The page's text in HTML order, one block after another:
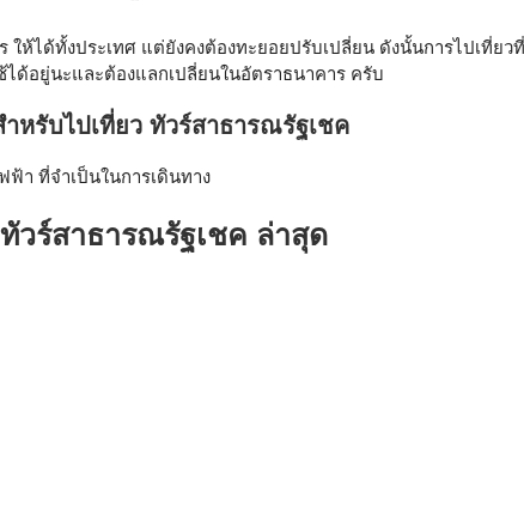
ให้ได้ทั้งประเทศ แต่ยังคงต้องทะยอยปรับเปลี่ยน ดังนั้นการไปเที่ย
ได้อยู่นะและต้องแลกเปลี่ยนในอัตราธนาคาร ครับ
หรับไปเที่ยว ทัวร์สาธารณรัฐเชค
วร์สาธารณรัฐเชค ล่าสุด